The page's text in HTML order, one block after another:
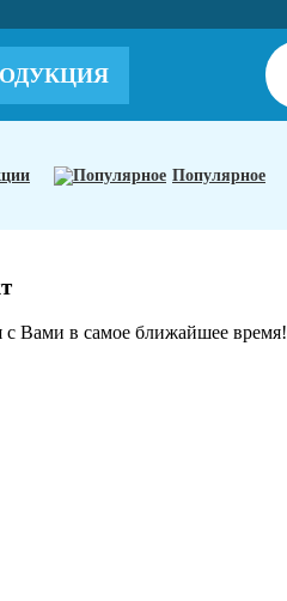
Популярное
с Вами в самое ближайшее время!